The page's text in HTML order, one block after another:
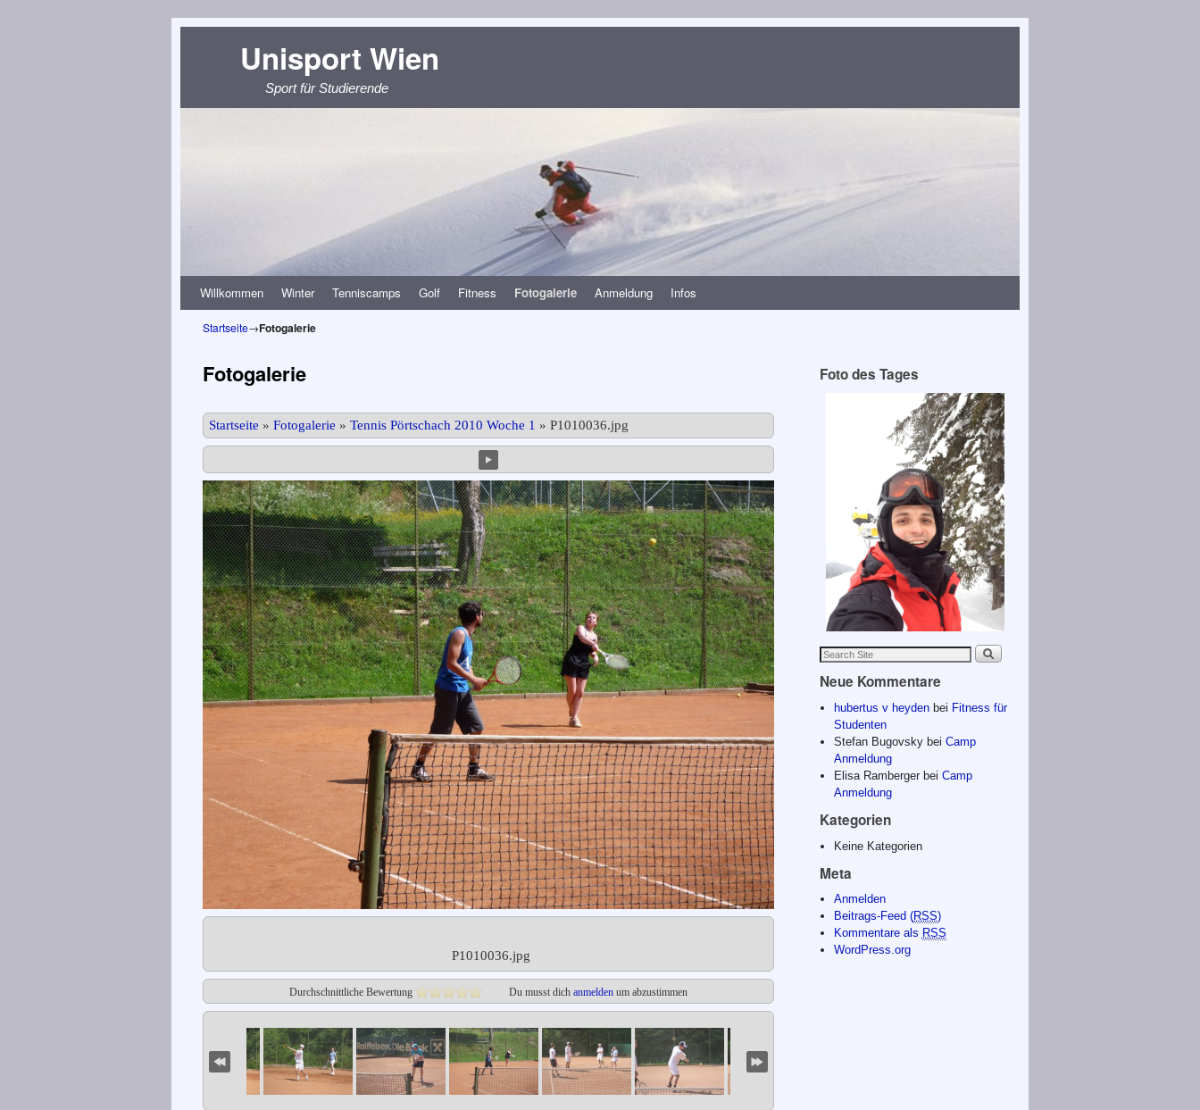
Unisport Wien
Sport für Studierende
Willkommen Winter Tenniscamps Golf Fitness Fotogalerie Anmeldung Infos
Startseite→Fotogalerie
Fotogalerie
Startseite » Fotogalerie » Tennis Pörtschach 2010 Woche 1 » P1010036.jpg
P1010036.jpg
Durchschnittliche Bewertung Du musst dich anmelden um abzustimmen
Foto des Tages
Neue Kommentare
hubertus v heydenbei Fitness für
Studenten
Stefan Bugovskybei Camp
Anmeldung
Elisa Rambergerbei Camp
Anmeldung
Kategorien
Keine Kategorien
Meta
Anmelden
Beitrags-Feed (RSS)
Kommentare als RSS
WordPress.org